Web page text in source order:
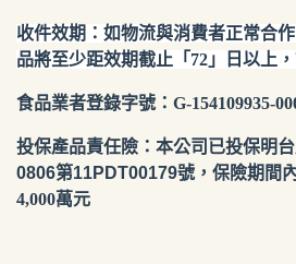
收件效期：如物流與消費者正常合
品將至少距效期截止「 72 」日以上
食品業者登錄字號：G-154109935-
投保產品責任險： 本公司已投保明
0806第11PDT00179號 ，保險期間
4,000萬元